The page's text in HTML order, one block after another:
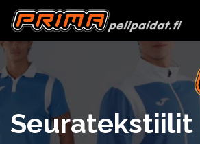
Seuratekstiilit